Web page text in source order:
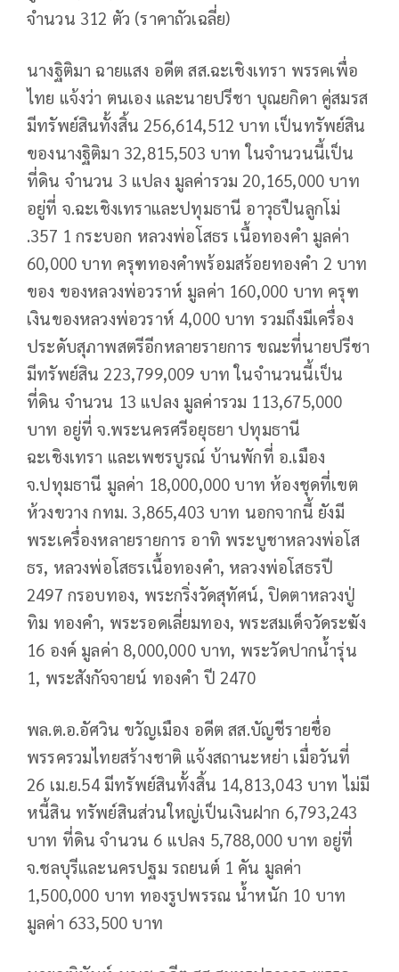
จำนวน 312 ตัว (ราคาถัวเฉลี่ย)
นางฐิติมา ฉายแสง อดีต สส.ฉะเชิงเทรา พรรคเพื่อ
ไทย แจ้งว่า ตนเอง และนายปรีชา บุณยกิดา คู่สมรส
มีทรัพย์สินทั้งสิ้น 256,614,512 บาท เป็นทรัพย์สิน
ของนางฐิติมา 32,815,503 บาท ในจำนวนนี้เป็น
ที่ดิน จำนวน 3 แปลง มูลค่ารวม 20,165,000 บาท
อยู่ที่ จ.ฉะเชิงเทราและปทุมธานี อาวุธปืนลูกโม่
.357 1 กระบอก หลวงพ่อโสธร เนื้อทองคำ มูลค่า
60,000 บาท ครุฑทองคำพร้อมสร้อยทองคำ 2 บาท
ของ ของหลวงพ่อวราห์ มูลค่า 160,000 บาท ครุฑ
เงินของหลวงพ่อวราห์ 4,000 บาท รวมถึงมีเครื่อง
ประดับสุภาพสตรีอีกหลายรายการ ขณะที่นายปรีชา
มีทรัพย์สิน 223,799,009 บาท ในจำนวนนี้เป็น
ที่ดิน จำนวน 13 แปลง มูลค่ารวม 113,675,000
บาท อยู่ที่ จ.พระนครศรีอยุธยา ปทุมธานี
ฉะเชิงเทรา และเพชรบูรณ์ บ้านพักที่ อ.เมือง
จ.ปทุมธานี มูลค่า 18,000,000 บาท ห้องชุดที่เขต
ห้วงขวาง กทม. 3,865,403 บาท นอกจากนี้ ยังมี
พระเครื่องหลายรายการ อาทิ พระบูชาหลวงพ่อโส
ธร, หลวงพ่อโสธรเนื้อทองคำ, หลวงพ่อโสธรปี
2497 กรอบทอง, พระกริ่งวัดสุทัศน์, ปิดตาหลวงปู่
ทิม ทองคำ, พระรอดเลี่ยมทอง, พระสมเด็จวัดระฆัง
16 องค์ มูลค่า 8,000,000 บาท, พระวัดปากน้ำรุ่น
1, พระสังกัจจายน์ ทองคำ ปี 2470
พล.ต.อ.อัศวิน ขวัญเมือง อดีต สส.บัญชีรายชื่อ
พรรครวมไทยสร้างชาติ แจ้งสถานะหย่า เมื่อวันที่
26 เม.ย.54 มีทรัพย์สินทั้งสิ้น 14,813,043 บาท ไม่มี
หนี้สิน ทรัพย์สินส่วนใหญ่เป็นเงินฝาก 6,793,243
บาท ที่ดิน จำนวน 6 แปลง 5,788,000 บาท อยู่ที่
จ.ชลบุรีและนครปฐม รถยนต์ 1 คัน มูลค่า
1,500,000 บาท ทองรูปพรรณ น้ำหนัก 10 บาท
มูลค่า 633,500 บาท